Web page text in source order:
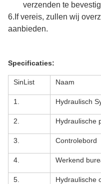
verzenden te
6.If vereis, zullen wij
aanbieden.
Specificaties:
SinList Naam
1. Hydraulisch
2. Hydraulische
3. Controlebord
4. Werkend
5. Hydraulische